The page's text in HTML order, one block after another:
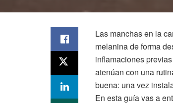
Las manchas en la
melanina de forma
inflamaciones
atenúan con una
buena: una vez
En esta guía vas a